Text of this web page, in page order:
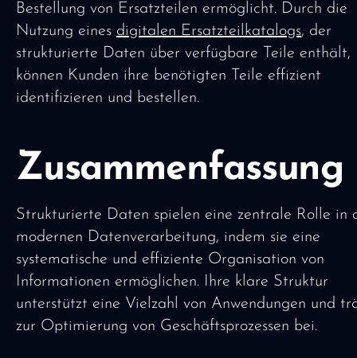
Bestellung von Ersatzteilen ermöglicht. Durch die
Nutzung eines digitalen Ersatzteilkatalogs, der
strukturierte Daten über verfügbare Teile enthält,
können Kunden ihre benötigten Teile effizient
identifizieren und bestellen.
Zusammenfassung
Strukturierte Daten spielen eine zentrale Rolle in
modernen Datenverarbeitung, indem sie eine
systematische und effiziente Organisation von
Informationen ermöglichen. Ihre klare Struktur
unterstützt eine Vielzahl von Anwendungen und
zur Optimierung von Geschäftsprozessen bei.